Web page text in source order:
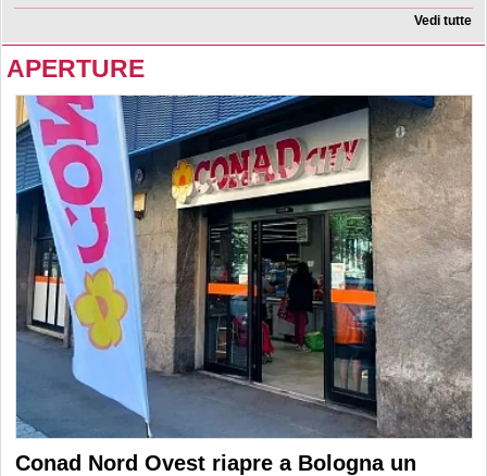
Vedi tutte
APERTURE
Conad Nord Ovest riapre a Bologna un